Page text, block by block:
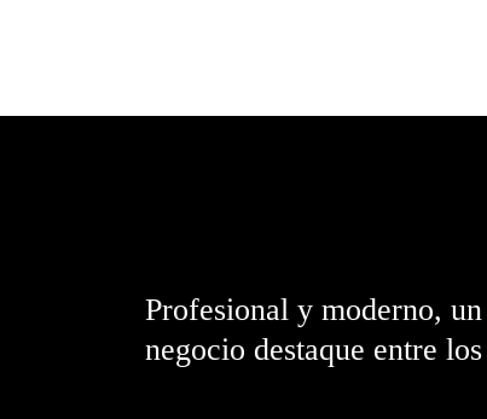
Profesional y moderno,
negocio destaque entre